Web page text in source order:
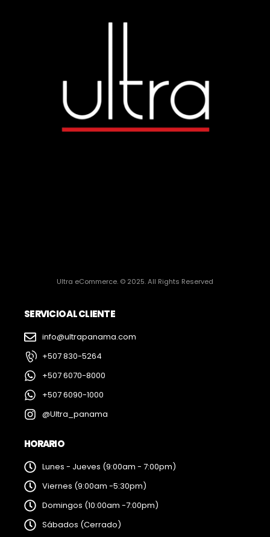
Ultra eCommerce. © 2025. All Rights Reserved
SERVICIO AL CLIENTE
info@ultrapanama.com
+507 830-5264
+507 6070-8000
+507 6090-1000
@Ultra_panama
HORARIO
Lunes - Jueves (9:00am - 7:00pm)
Viernes (9:00am -5:30pm)
Domingos (10:00am -7:00pm)
Sábados (Cerrado)